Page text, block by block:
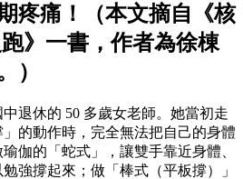
疼痛！（本文摘自《核
》一書，作者為徐棟
）
退休的 50 多歲女老師。她當初走
的動作時，完全無法把自己的身體
伽的「蛇式」，讓雙手靠近身體、
強撐起來；做「棒式（平板撐）」